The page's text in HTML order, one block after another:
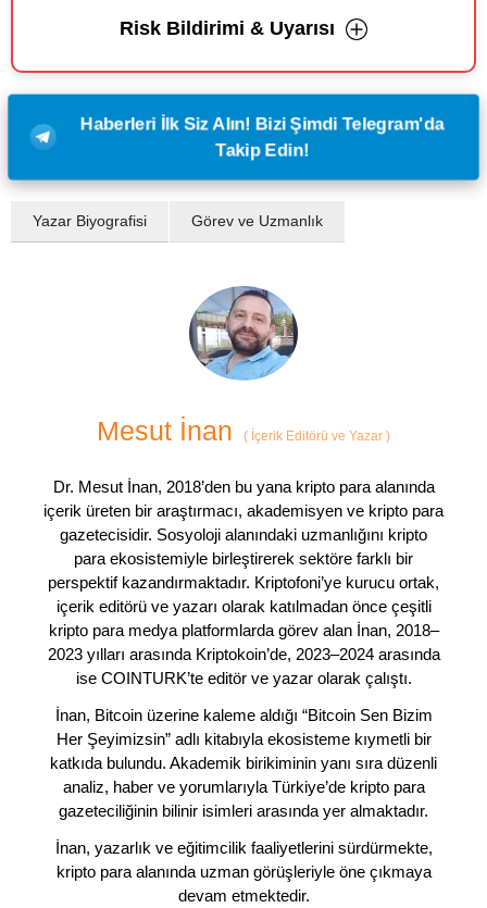
Risk Bildirimi & Uyarısı
Haberleri İlk Siz Alın! Bizi Şimdi Telegram'da
Takip Edin!
Yazar Biyografisi Görev ve Uzmanlık
Mesut İnan ( İçerik Editörü ve Yazar )
Dr. Mesut İnan, 2018’den bu yana kripto para alanında
içerik üreten bir araştırmacı, akademisyen ve kripto para
gazetecisidir. Sosyoloji alanındaki uzmanlığını kripto
para ekosistemiyle birleştirerek sektöre farklı bir
perspektif kazandırmaktadır. Kriptofoni’ye kurucu ortak,
içerik editörü ve yazarı olarak katılmadan önce çeşitli
kripto para medya platformlarda görev alan İnan, 2018–
2023 yılları arasında Kriptokoin’de, 2023–2024 arasında
ise COINTURK’te editör ve yazar olarak çalıştı.
İnan, Bitcoin üzerine kaleme aldığı “Bitcoin Sen Bizim
Her Şeyimizsin” adlı kitabıyla ekosisteme kıymetli bir
katkıda bulundu. Akademik birikiminin yanı sıra düzenli
analiz, haber ve yorumlarıyla Türkiye’de kripto para
gazeteciliğinin bilinir isimleri arasında yer almaktadır.
İnan, yazarlık ve eğitimcilik faaliyetlerini sürdürmekte,
kripto para alanında uzman görüşleriyle öne çıkmaya
devam etmektedir.